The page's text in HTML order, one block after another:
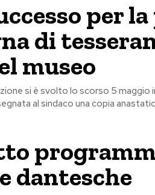
per
di
museo
si è svolto lo scorso 5 maggio
al sindaco una copia
dantesche